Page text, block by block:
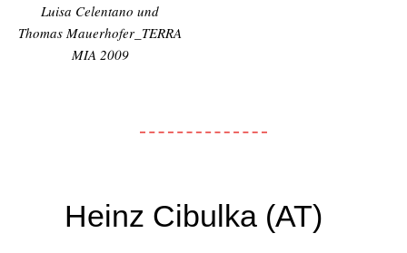
Luisa Celentano und
Thomas Mauerhofer_TERRA
MIA 2009
Heinz Cibulka (AT)